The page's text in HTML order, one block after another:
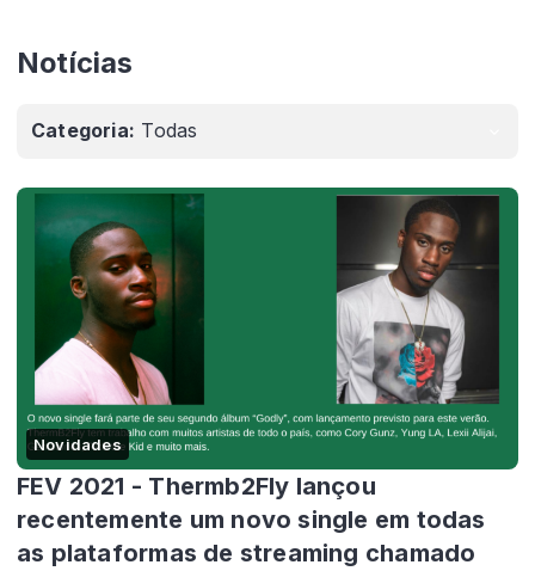
Notícias
Categoria: Todas
Novidades
FEV 2021 - Thermb2Fly lançou
recentemente um novo single em todas
as plataformas de streaming chamado